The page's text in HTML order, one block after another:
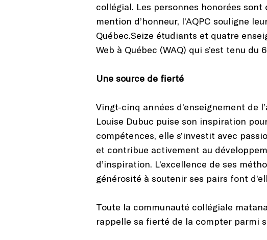
collégial. Les personnes honorées
mention d’honneur, l’AQPC souligne
Québec.Seize étudiants et quatre
Web à Québec (WAQ) qui s’est tenu
Une source de fierté
Vingt-cinq années d’enseignement de
Louise Dubuc puise son inspiration
compétences, elle s’investit avec
et contribue activement au
d’inspiration. L’excellence de ses
générosité à soutenir ses pairs font
Toute la communauté collégiale
rappelle sa fierté de la compter parmi